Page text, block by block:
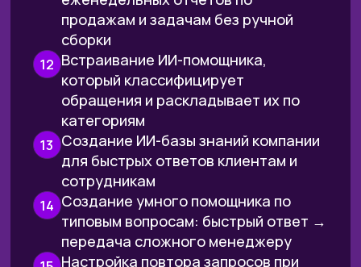
ВАРИАНТЫ УЧАСТИЯ
БАЗОВЫЙ
75 000 ₽ 29 900 ₽
1 246 ₽ в месяц при рассрочке
на 24 месяца